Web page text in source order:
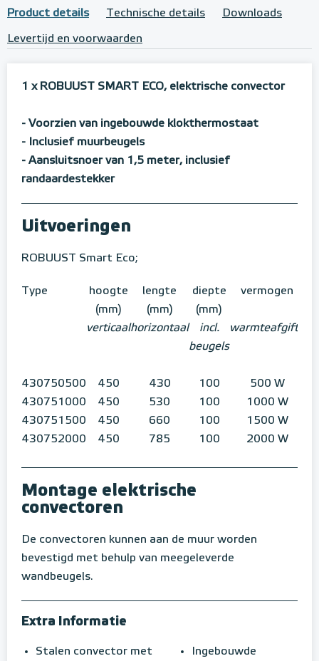
Product details Technische details Downloads
Levertijd en voorwaarden
1 x ROBUUST SMART ECO, elektrische convector
- Voorzien van ingebouwde klokthermostaat
- Inclusief muurbeugels
- Aansluitsnoer van 1,5 meter, inclusief
randaardestekker
Uitvoeringen
ROBUUST Smart Eco;
Type
hoogte
(mm)
lengte
(mm)
diepte
(mm)
vermogen
verticaalhorizontaal
incl.
beugels
warmteafgifte
430750500 450 430 100
500 W
430751000
450 530 100
1000 W
430751500
450 660 100
1500 W
430752000
450 785 100 2000 W
Montage elektrische
convectoren
De convectoren kunnen aan de muur worden
bevestigd met behulp van meegeleverde
wandbeugels.
Extra Informatie
Stalen convector met
Ingebouwde